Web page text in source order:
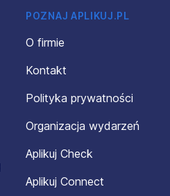
POZNAJ APLIKUJ.PL
O firmie
Kontakt
Polityka prywatności
Organizacja wydarzeń
Aplikuj Check
Aplikuj Connect